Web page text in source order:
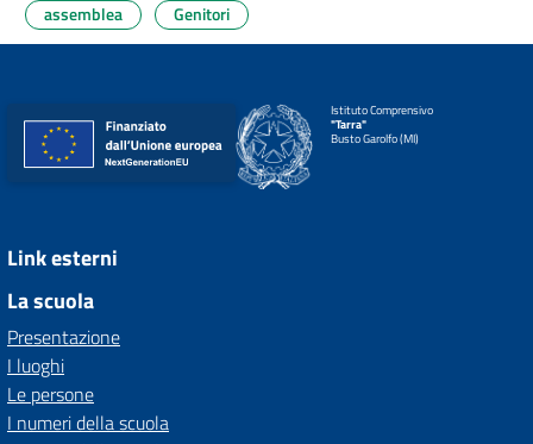
assemblea
Genitori
Istituto Comprensivo
"Tarra"
Busto Garolfo (MI)
Link esterni
La scuola
Presentazione
I luoghi
Le persone
I numeri della scuola